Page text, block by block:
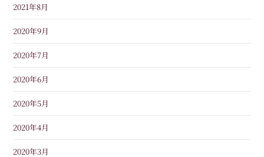
2021年8月
2020年9月
2020年7月
2020年6月
2020年5月
2020年4月
2020年3月